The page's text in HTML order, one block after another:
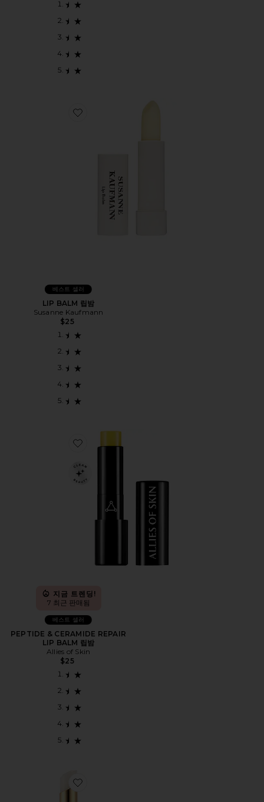
Favorite LIP BALM 립밤
베스트 셀러
LIP BALM 립밤
Susanne Kaufmann
$25
Favorite PEPTIDE & CERAMIDE REPAIR LIP BALM 립
지금 트렌딩!
7 최근 판매됨
베스트 셀러
PEPTIDE & CERAMIDE REPAIR
LIP BALM 립밤
Allies of Skin
$25
Favorite TIMELESS FERMENT SNAIL 립 트리트먼트